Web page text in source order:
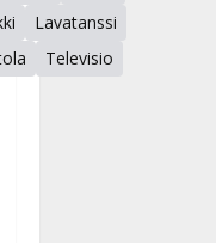
Lavatanssi
Televisio